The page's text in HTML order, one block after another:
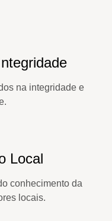
na integridade e
Local
conhecimento da
locais.